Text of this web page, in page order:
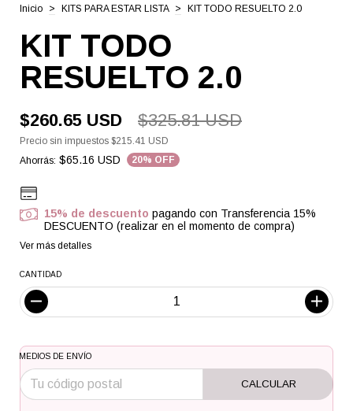
Inicio > KITS PARA ESTAR LISTA > KIT TODO RESUELTO 2.0
KIT TODO
RESUELTO 2.0
$260.65 USD $325.81 USD
Precio sin impuestos $215.41 USD
Ahorrás: $65.16 USD 20% OFF
15% de descuento pagando con Transferencia 15%
DESCUENTO (realizar en el momento de compra)
Ver más detalles
CANTIDAD
MEDIOS DE ENVÍO
CALCULAR